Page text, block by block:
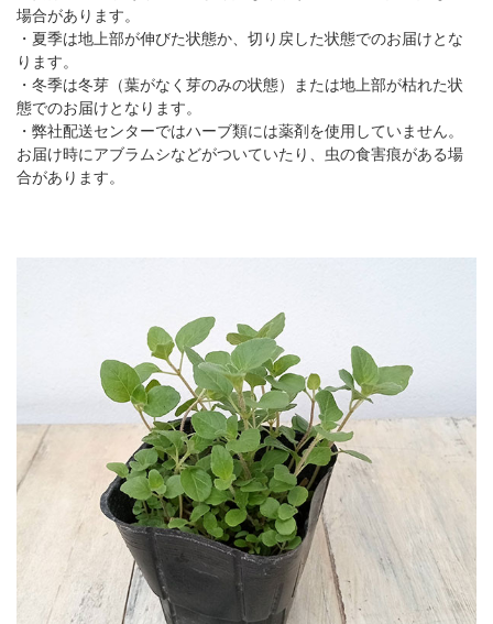
場合があります。
・夏季は地上部が伸びた状態か、切り戻した状態でのお届けとな
ります。
・冬季は冬芽（葉がなく芽のみの状態）または地上部が枯れた状
態でのお届けとなります。
・弊社配送センターではハーブ類には薬剤を使用していません。
お届け時にアブラムシなどがついていたり、虫の食害痕がある場
合があります。